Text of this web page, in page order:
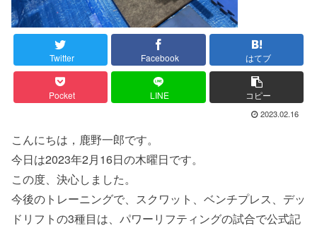
Twitter Facebook はてブ
Pocket LINE コピー
2023.02.16
こんにちは，鹿野一郎です。
今日は2023年2月16日の木曜日です。
この度、決心しました。
今後のトレーニングで、スクワット、ベンチプレス、デッ
ドリフトの3種目は、パワーリフティングの試合で公式記